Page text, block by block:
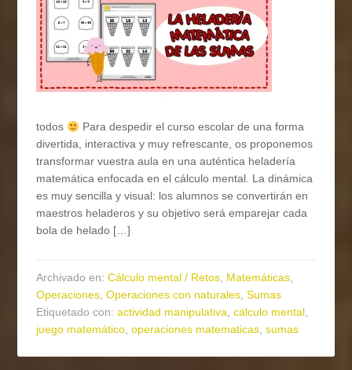
todos
Para despedir el curso escolar de una forma
divertida, interactiva y muy refrescante, os proponemos
transformar vuestra aula en una auténtica heladería
matemática enfocada en el cálculo mental. La dinámica
es muy sencilla y visual: los alumnos se convertirán en
maestros heladeros y su objetivo será emparejar cada
bola de helado […]
Archivado en:Cálculo mental / Retos, Matemáticas,
Operaciones,Operaciones con naturales,Sumas
Etiquetado con:actividad manipulativa,cálculo mental,
juego matemático,operaciones matematicas,sumas